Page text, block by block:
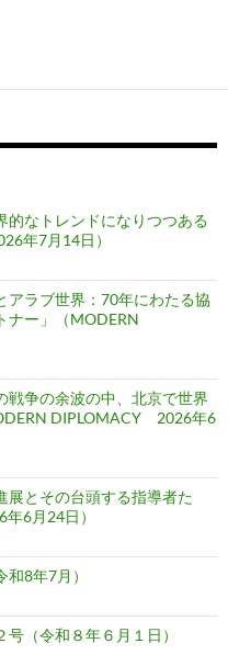
的なトレンドになりつつある
年7月14日）
アラブ世界：70年にわたる協
ナー」（MODERN
戦争の余波の中、北京で世界
DIPLOMACY 2026年6
展とその台頭する指導者た
6月24日）
8年7月）
（令和８年６月１日）